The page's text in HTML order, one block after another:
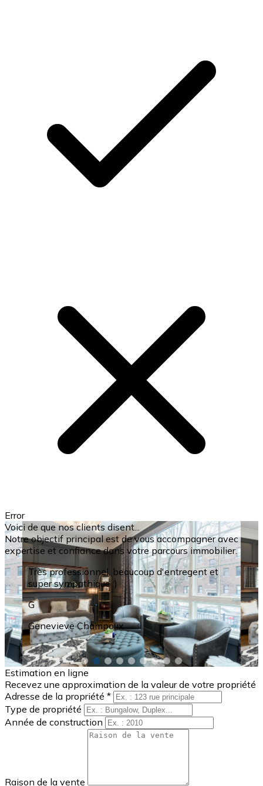
Error
Voici de que nos clients disent...
Notre objectif principal est de vous accompagner avec
expertise et confiance dans votre parcours immobilier.
Très professionnel, à l'écoute et disponible, je le
recommande pour la vente ou l'achat de votre
propriété!
C
Carole Bessette
Estimation en ligne
Recevez une approximation de la valeur de votre propriété
Adresse de la propriété *
Type de propriété
Année de construction